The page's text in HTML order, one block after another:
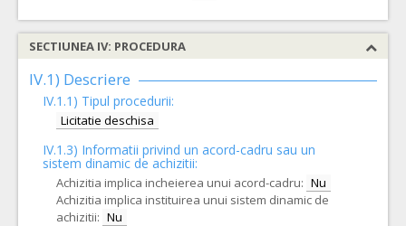
SECTIUNEA IV: PROCEDURA
IV.1) Descriere
IV.1.1) Tipul procedurii:
Licitatie deschisa
IV.1.3) Informatii privind un acord-cadru sau un
sistem dinamic de achizitii:
Achizitia implica incheierea unui acord-cadru: Nu
Achizitia implica instituirea unui sistem dinamic de
achizitii: Nu